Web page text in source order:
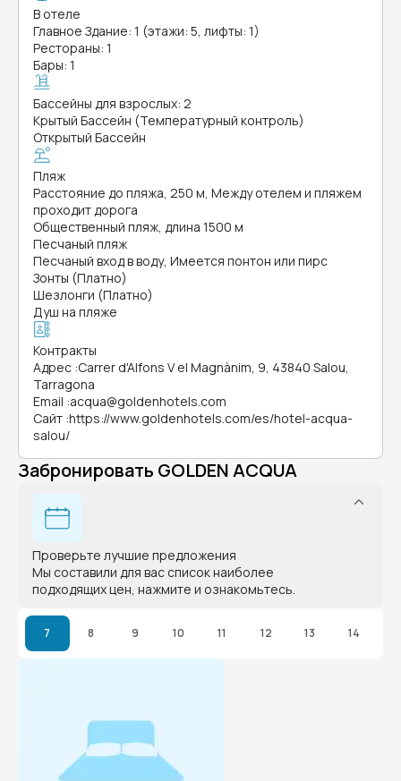
В отеле
Главное Здание: 1 (этажи: 5, лифты: 1)
Рестораны: 1
Бары: 1
Бассейны для взрослых: 2
Крытый Бассейн (Температурный контроль)
Открытый Бассейн
Пляж
Расстояние до пляжа, 250 м, Между отелем и пляжем
проходит дорога
Общественный пляж, длина 1500 м
Песчаный пляж
Песчаный вход в воду, Имеется понтон или пирс
Зонты (Платно)
Шезлонги (Платно)
Душ на пляже
Контракты
Адрес :Carrer d'Alfons V el Magnànim, 9, 43840 Salou,
Tarragona
Email :acqua@goldenhotels.com
Сайт :https://www.goldenhotels.com/es/hotel-acqua-
salou/
Забронировать GOLDEN ACQUA
Проверьте лучшие предложения
Мы составили для вас список наиболее
подходящих цен, нажмите и ознакомьтесь.
7 8 9 10 11 12 13 14